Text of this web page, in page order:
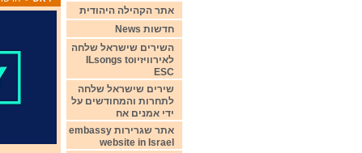
אתר הקהילה היהודית
חדשות News
השירים שישראל שלחה
לאירוויזיוILsongs to
ESC
שירים שישראל שלחה
לתחרות והמחודשים על
ידי אמנים אח
אתר שגרירות embassy
website in Israel